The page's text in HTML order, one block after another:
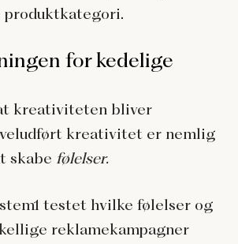
produktkategori.
for kedelige
kreativiteten bliver
veludført kreativitet er nemlig
skabe følelser.
testet hvilke følelser og
reklamekampagner